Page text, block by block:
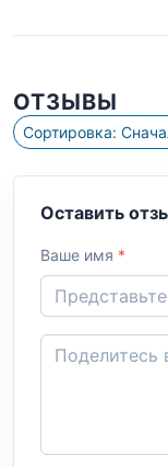
ОТЗЫВЫ
Оставить
Ваше имя *